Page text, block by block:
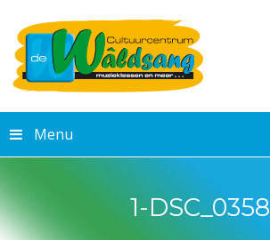
Menu
1-DSC_0358